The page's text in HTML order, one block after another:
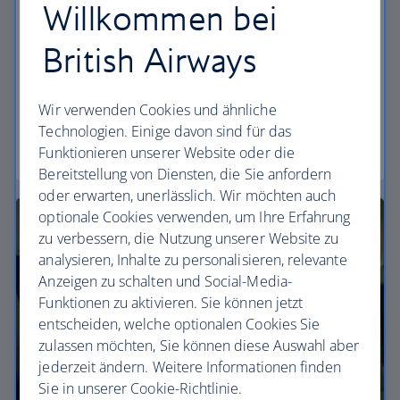
Economy
Unsere World Traveller-Tarife bieten alle
Annehmlichkeiten, um Ihren Flug zu einem
erschwinglichen Preis zu genießen.
World Traveller
Willkommen bei
British Airways
Wir verwenden Cookies und ähnliche
Technologien. Einige davon sind für das
Funktionieren unserer Website oder die
Bereitstellung von Diensten, die Sie anfordern
oder erwarten, unerlässlich. Wir möchten auch
optionale Cookies verwenden, um Ihre Erfahrung
zu verbessern, die Nutzung unserer Website zu
analysieren, Inhalte zu personalisieren, relevante
Anzeigen zu schalten und Social-Media-
Funktionen zu aktivieren. Sie können jetzt
entscheiden, welche optionalen Cookies Sie
zulassen möchten, Sie können diese Auswahl aber
jederzeit ändern. Weitere Informationen finden
Sie in unserer Cookie-Richtlinie.